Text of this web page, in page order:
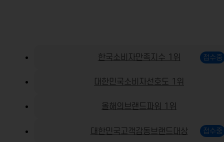
한국소비자만족지수 1위
대한민국소비자선호도 1위
올해의브랜드파워 1위
대한민국고객감동브랜드대상